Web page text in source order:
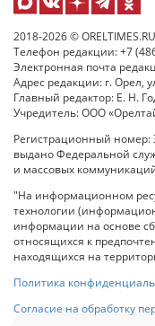
2018-2026 ©
Телефон редакции: +7
Электронная почта
Адрес редакции: г. Орел,
Главный редактор: Е. Н.
Учредитель: ООО
Регистрационный номер:
выдано Федеральной
и массовых
"На информационном
технологии
информации на основе
относящихся к
находящихся на
Политика
Согласие на обработку